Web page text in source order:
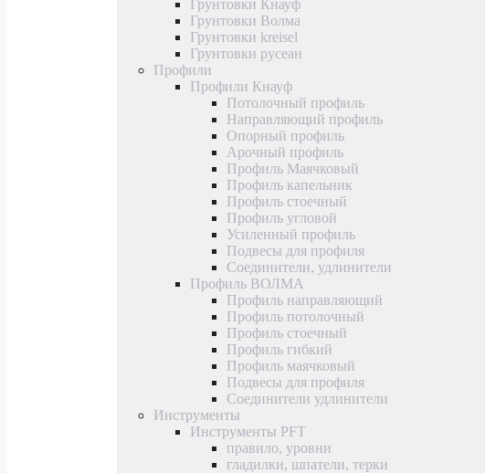
Грунтовки Кнауф
Грунтовки Волма
Грунтовки kreisel
Грунтовки русеан
Профили
Профили Кнауф
Потолочный профиль
Направляющий профиль
Опорный профиль
Арочный профиль
Профиль Маячковый
Профиль капельник
Профиль стоечный
Профиль угловой
Усиленный профиль
Подвесы для профиля
Соединители, удлинители
Профиль ВОЛМА
Профиль направляющий
Профиль потолочный
Профиль стоечный
Профиль гибкий
Профиль маячковый
Подвесы для профиля
Соединители удлинители
Инструменты
Инструменты PFT
правило, уровни
гладилки, шпатели, терки